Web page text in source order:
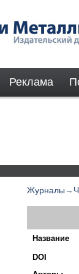
Реклама
Журналы →
Название
DOI